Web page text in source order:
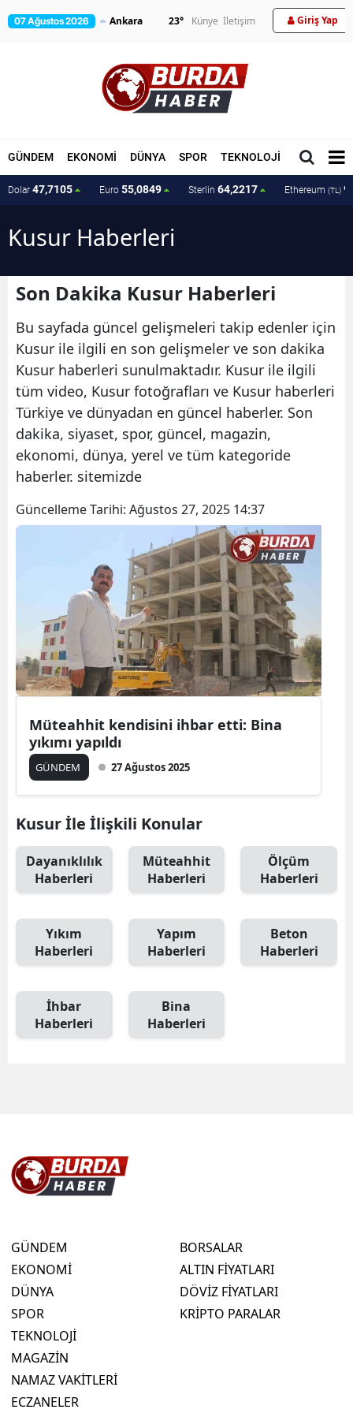
07 Ağustos 2026 23° Künye İletişim Giriş Yap
GÜNDEM EKONOMİ DÜNYA SPOR TEKNOLOJİ MAGAZİN
Dolar 47,7105 Euro 55,0849 Sterlin 64,2217 Ethereum (TL)
Kusur Haberleri
Son Dakika Kusur Haberleri
Bu sayfada güncel gelişmeleri takip edenler için
Kusur ile ilgili en son gelişmeler ve son dakika
Kusur haberleri sunulmaktadır. Kusur ile ilgili
tüm video, Kusur fotoğrafları ve Kusur haberleri
Türkiye ve dünyadan en güncel haberler. Son
dakika, siyaset, spor, güncel, magazin,
ekonomi, dünya, yerel ve tüm kategoride
haberler. sitemizde
Güncelleme Tarihi: Ağustos 27, 2025 14:37
Müteahhit kendisini ihbar etti: Bina
yıkımı yapıldı
GÜNDEM 27 Ağustos 2025
Kusur İle İlişkili Konular
Dayanıklılık
Haberleri
Müteahhit
Haberleri
Ölçüm
Haberleri
Yıkım
Haberleri
Yapım
Haberleri
Beton
Haberleri
İhbar
Haberleri
Bina
Haberleri
GÜNDEM
EKONOMİ
DÜNYA
SPOR
TEKNOLOJİ
MAGAZİN
NAMAZ VAKİTLERİ
ECZANELER
BORSALAR
ALTIN FİYATLARI
DÖVİZ FİYATLARI
KRİPTO PARALAR